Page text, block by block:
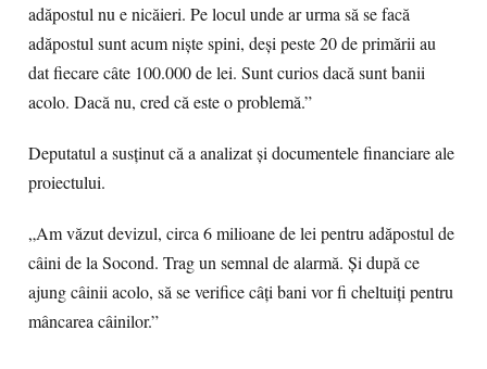
adăpostul nu e nicăieri. Pe locul unde ar urma să se facă
adăpostul sunt acum niște spini, deși peste 20 de primării au
dat fiecare câte 100.000 de lei. Sunt curios dacă sunt banii
acolo. Dacă nu, cred că este o problemă.”
Deputatul a susținut că a analizat și documentele financiare ale
proiectului.
„Am văzut devizul, circa 6 milioane de lei pentru adăpostul de
câini de la Socond. Trag un semnal de alarmă. Și după ce
ajung câinii acolo, să se verifice câți bani vor fi cheltuiți pentru
mâncarea câinilor.”